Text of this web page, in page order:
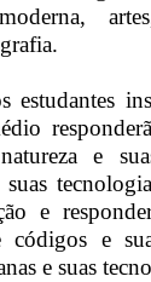
estudantes
e
suas
e
códigos e
e suas